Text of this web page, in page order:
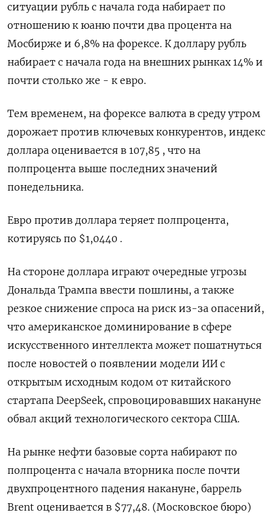
ситуации рубль с начала года набирает по
отношению к юаню почти два процента на
Мосбирже и 6,8% на форексе. К доллару рубль
набирает с начала года на внешних рынках 14% и
почти столько же - к евро.
Тем временем, на форексе валюта в среду утром
дорожает против ключевых конкурентов, индекс
доллара оценивается в 107,85 , что на
полпроцента выше последних значений
понедельника.
Евро против доллара теряет полпроцента,
котируясь по $1,0440 .
На стороне доллара играют очередные угрозы
Дональда Трампа ввести пошлины, а также
резкое снижение спроса на риск из-за опасений,
что американское доминирование в сфере
искусственного интеллекта может пошатнуться
после новостей о появлении модели ИИ с
открытым исходным кодом от китайского
стартапа DeepSeek, спровоцировавших накануне
обвал акций технологического сектора США.
На рынке нефти базовые сорта набирают по
полпроцента с начала вторника после почти
двухпроцентного падения накануне, баррель
Brent оценивается в $77,48. (Московское бюро)